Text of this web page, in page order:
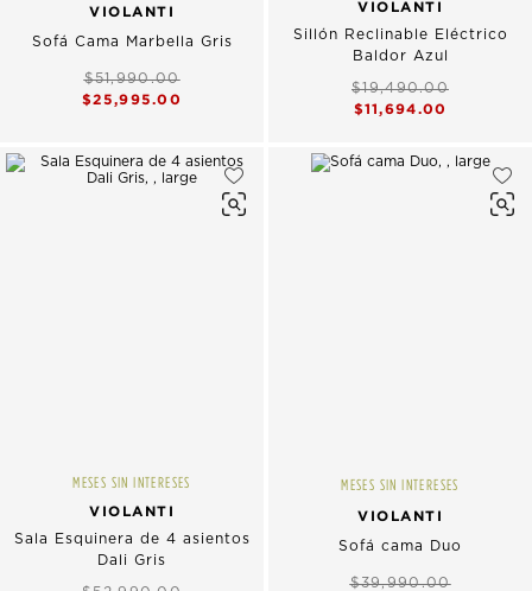
VIOLANTI
Sofá Cama Marbella Gris
$51,990.00
$25,995.00
VIOLANTI
Sillón Reclinable Eléctrico
Baldor Azul
$19,490.00
$11,694.00
MESES SIN INTERESES
VIOLANTI
Sala Esquinera de 4 asientos
Dali Gris
MESES SIN INTERESES
VIOLANTI
Sofá cama Duo
$39,990.00